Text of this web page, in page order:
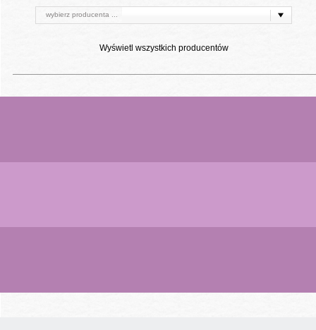
wybierz producenta ...
Wyświetl wszystkich producentów